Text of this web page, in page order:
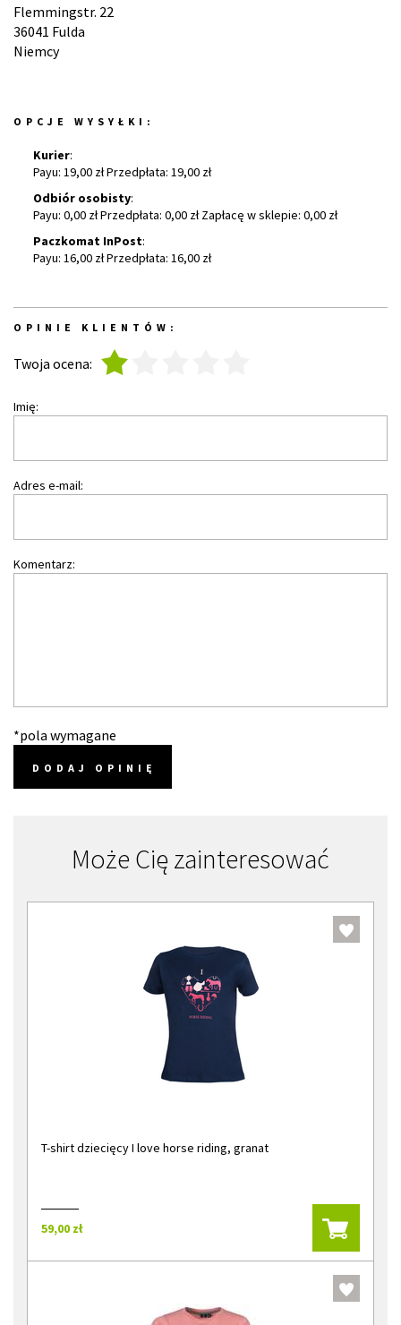
Flemmingstr. 22
36041 Fulda
Niemcy
OPCJE WYSYŁKI:
Kurier:
Payu: 19,00 zł Przedpłata: 19,00 zł
Odbiór osobisty:
Payu: 0,00 zł Przedpłata: 0,00 zł Zapłacę w sklepie: 0,00 zł
Paczkomat InPost:
Payu: 16,00 zł Przedpłata: 16,00 zł
OPINIE KLIENTÓW:
Twoja ocena:
Imię:
Adres e-mail:
Komentarz:
*pola wymagane
DODAJ OPINIĘ
Może Cię zainteresować
T-shirt dziecięcy I love horse riding, granat
59,00 zł